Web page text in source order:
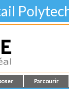
Parcourir